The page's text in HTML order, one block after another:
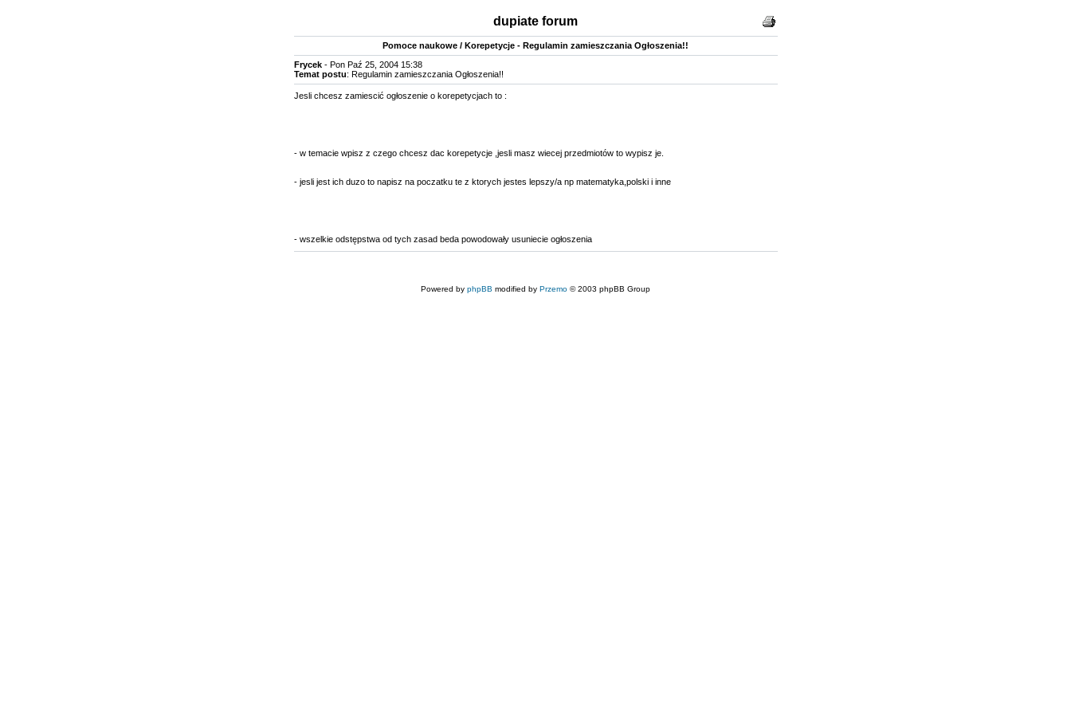
dupiate forum
Pomoce naukowe / Korepetycje - Regulamin zamieszczania Ogłoszenia!!
Frycek- Pon Paź 25, 2004 15:38
Temat postu: Regulamin zamieszczania Ogłoszenia!!
Jesli chcesz zamiescić ogłoszenie o korepetycjach to :
- w temacie wpisz z czego chcesz dac korepetycje ,jesli masz wiecej przedmiotów to wypisz je.
- jesli jest ich duzo to napisz na poczatku te z ktorych jestes lepszy/a np matematyka,polski i inne
- wszelkie odstępstwa od tych zasad beda powodowały usuniecie ogłoszenia
Powered by phpBB modified by Przemo © 2003 phpBB Group